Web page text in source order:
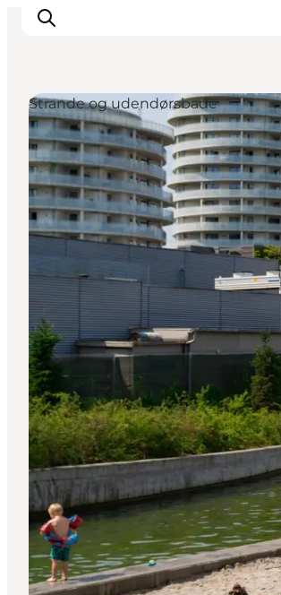
This is Copenhagen
Aktiviteter
Spis & drik
Områder
Planlæg din tur
CopenPay
Copenhagen Card
Strande og udendørsbade